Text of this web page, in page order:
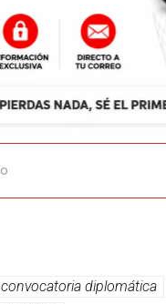
convocatoria diplomática